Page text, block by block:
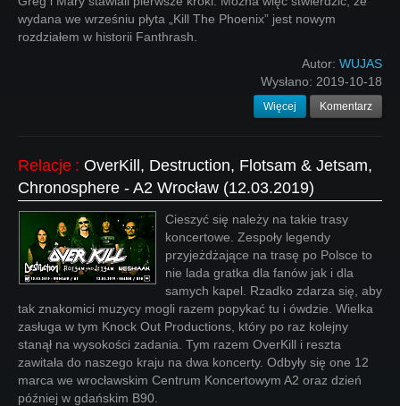
wydana we wrześniu płyta „Kill The Phoenix” jest nowym
rozdziałem w historii Fanthrash.
Autor: WUJAS
Wysłano: 2019-10-18
Więcej Komentarz
Relacje : OverKill, Destruction, Flotsam & Jetsam,
Chronosphere - A2 Wrocław (12.03.2019)
Cieszyć się należy na takie trasy
koncertowe. Zespoły legendy
przyjeżdżające na trasę po Polsce to
nie lada gratka dla fanów jak i dla
samych kapel. Rzadko zdarza się, aby
tak znakomici muzycy mogli razem popykać tu i ówdzie. Wielka
zasługa w tym Knock Out Productions, który po raz kolejny
stanął na wysokości zadania. Tym razem OverKill i reszta
zawitała do naszego kraju na dwa koncerty. Odbyły się one 12
marca we wrocławskim Centrum Koncertowym A2 oraz dzień
później w gdańskim B90.